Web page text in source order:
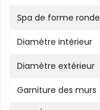
Spa de forme ronde
Diamètre intérieur
Diamètre extérieur
Garniture des murs